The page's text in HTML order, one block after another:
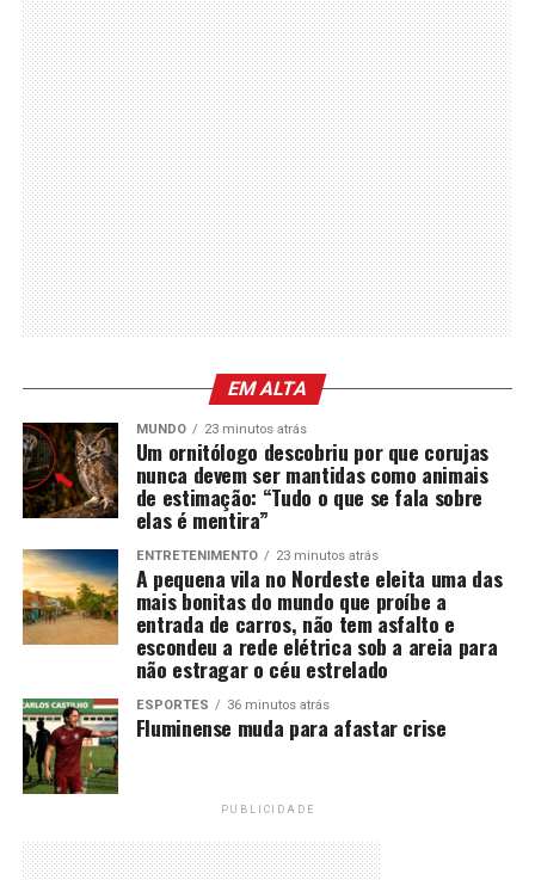
EM ALTA
MUNDO 23 minutos atrás
Um ornitólogo descobriu por que corujas
nunca devem ser mantidas como animais
de estimação: “Tudo o que se fala sobre
elas é mentira”
ENTRETENIMENTO 23 minutos atrás
A pequena vila no Nordeste eleita uma das
mais bonitas do mundo que proíbe a
entrada de carros, não tem asfalto e
escondeu a rede elétrica sob a areia para
não estragar o céu estrelado
ESPORTES 36 minutos atrás
Fluminense muda para afastar crise
PUBLICIDADE